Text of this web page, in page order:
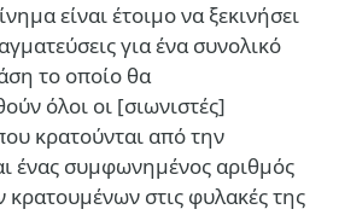
είναι έτοιμο να ξεκινήσει
για ένα συνολικό
το οποίο θα
όλοι οι [σιωνιστές]
κρατούνται από την
ένας συμφωνημένος αριθμός
κρατουμένων στις φυλακές της